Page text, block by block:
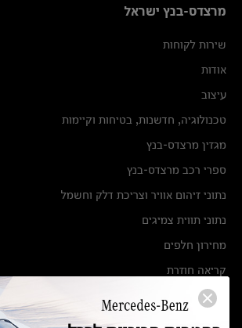
מרצדס-בנץ ישראל
שירות לקוחות
אודות
עיצוב
טכנולוגיה, חדשנות, בטיחות וקיימות
מגזין מרצדס-בנץ
ספרי רכב מרצדס-בנץ
נתוני זיהום אוויר וצריכת דלק וחשמל
נתוני תווית צמיגים
מחירון חלפים
קריאה חוזרת
הודעה על הטבות לרכבי מרצדס בהסדר פשרה בתצ 56447-02-19